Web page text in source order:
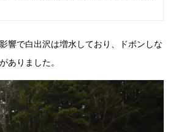
響で白出沢は増水しており、ドボンしな
ありました。